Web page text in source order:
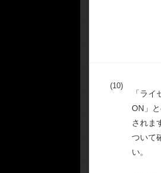
(10)
「ラ
ON」
されま
ついて
い。